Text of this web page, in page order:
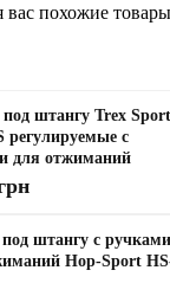
похожие товары
штангу Trex Sport
регулируемые с
для отжиманий
штангу с ручками
Hop-Sport